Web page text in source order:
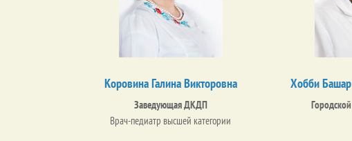
Коровина Галина Викторовна
Заведующая ДКДП
Врач-педиатр высшей категории
Хобби